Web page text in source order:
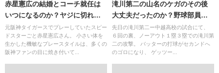
赤星憲広の結婚とコーチ就任は
いつになるのか？ヤジに切れて
も自宅で反省？
元阪神タイガースでプレーしていたスピー
ドスターごと赤星憲広さん。 小さい体を
生かした機敏なプレースタイルは、多くの
阪神ファンの目に焼き付いて...
滝川第二の山名のケガのその後
大丈夫だったのか？野球部員メ
ンバーの出身中学
先日の滝川第二ー中越高校の試合にて、
６回の裏、ノーアウト１塁３塁での滝川第
二の攻撃。 バッターの打球がセカンドへ
のゴロになり、 ゲッツー...